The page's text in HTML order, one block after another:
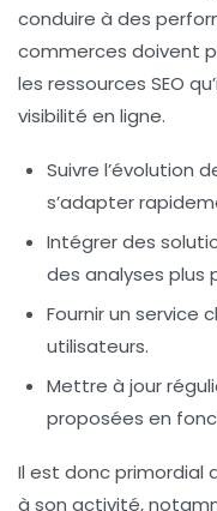
conduire à des
commerces doivent
les ressources SEO
visibilité en ligne.
Suivre l’évolution
s’adapter
Intégrer des
des analyses plus
Fournir un service
utilisateurs.
Mettre à jour
proposées en
Il est donc primordial
à son activité,